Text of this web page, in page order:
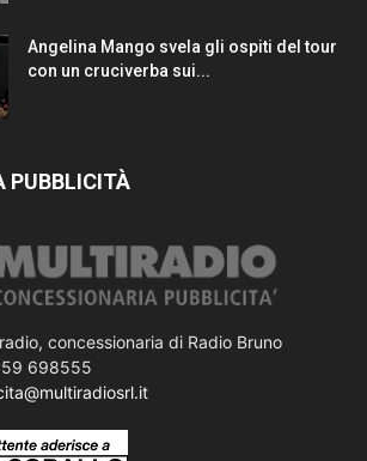
Angelina Mango svela gli ospiti del tour
con un cruciverba sui...
PUBBLICITÀ
concessionaria di Radio Bruno
698555